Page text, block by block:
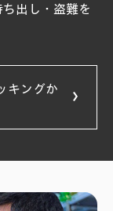
出し・盗難を
キングか